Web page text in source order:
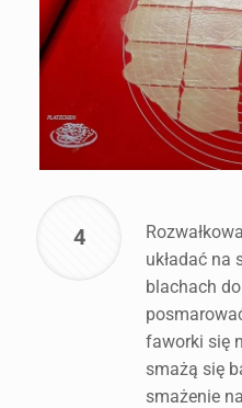
4
układać na
blachach
faworki się
smażą się
smażenie